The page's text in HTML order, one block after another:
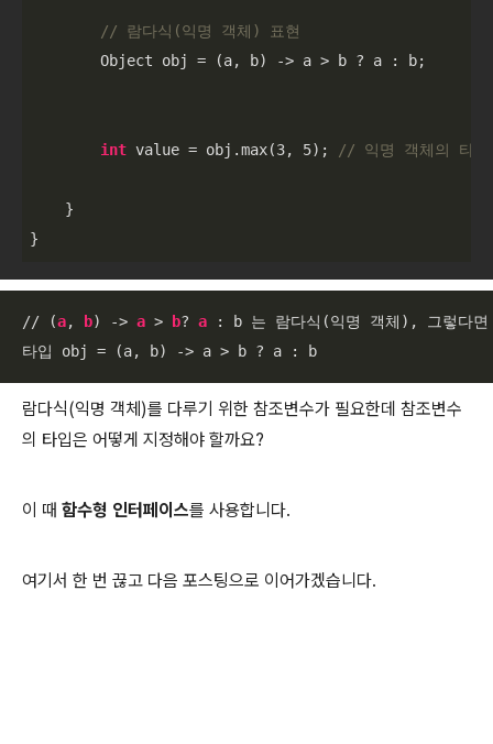
// 람다식(익명 객체) 표현
        Object obj = (a, b) -> a > b ? a : b;
int value = obj.max(3, 5); // 익명 객체의 타
    }
}
// (a, b) -> a > b? a : b 는 람다식(익명 객체), 그렇다면
타입 obj = (a, b) -> a > b ? a : b
람다식(익명 객체)를 다루기 위한 참조변수가 필요한데 참조변수
의 타입은 어떻게 지정해야 할까요?
이 때 함수형 인터페이스를 사용합니다.
여기서 한 번 끊고 다음 포스팅으로 이어가겠습니다.